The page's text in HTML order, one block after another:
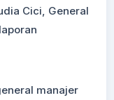
Cici, General
manajer